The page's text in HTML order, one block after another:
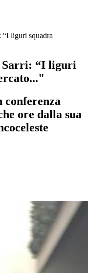
“I liguri squadra
Sarri: “I liguri
ore dalla sua